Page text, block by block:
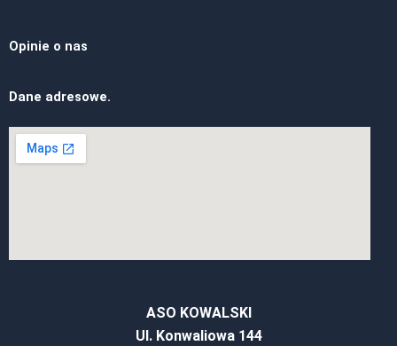
Opinie o nas
Dane adresowe.
ASO KOWALSKI
Ul. Konwaliowa 144